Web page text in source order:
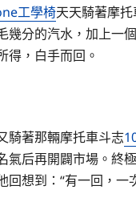
工學椅天天騎著摩
分的汽水，加上一
得，白手而回。
騎著那輛摩托車斗志
氣后再開闢市場。終
回想到：“有一回，一